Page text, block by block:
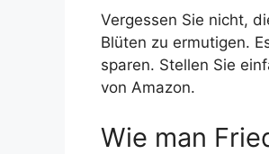
Vergessen Sie nicht,
Blüten zu ermutigen.
sparen. Stellen Sie
von Amazon.
Wie man